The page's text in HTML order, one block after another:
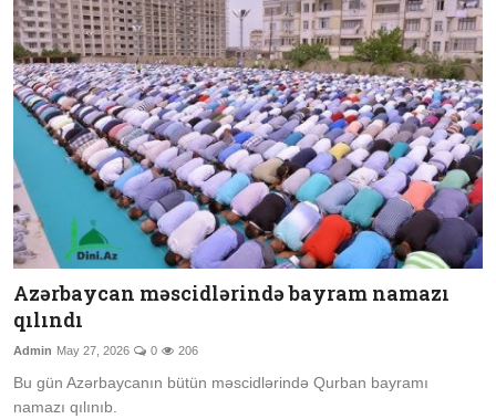
Azərbaycan məscidlərində bayram namazı
qılındı
Admin May 27, 2026 0 206
Bu gün Azərbaycanın bütün məscidlərində Qurban bayramı
namazı qılınıb.